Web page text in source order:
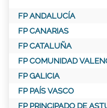
FP ANDALUCÍA
FP CANARIAS
FP CATALUÑA
FP COMUNIDAD
FP GALICIA
FP PAÍS VASCO
FP PRINCIPADO DE